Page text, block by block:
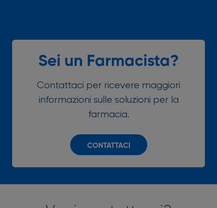
Sei un Farmacista?
Contattaci per ricevere maggiori
informazioni sulle soluzioni per la
farmacia.
CONTATTACI